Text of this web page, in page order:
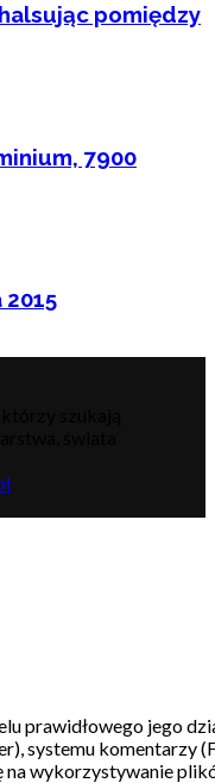
pomiędzy
7900
prawidłowego jego
systemu komentarzy
wykorzystywanie